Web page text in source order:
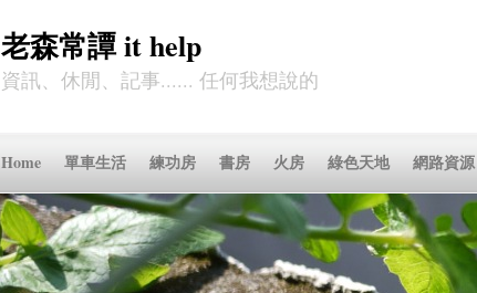
老森常譚 it help
資訊、休閒、記事...... 任何我想說的
Home 單車生活 練功房 書房 火房 綠色天地 網路資源